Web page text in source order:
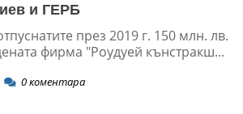
и ГЕРБ
през 2019 г. 150 млн. лв.
фирма "Роудуей кънстракш...
0коментара